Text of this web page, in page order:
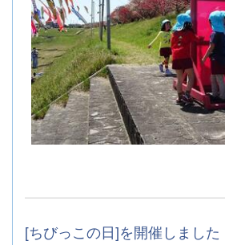
[ちびっこの日]を開催しました